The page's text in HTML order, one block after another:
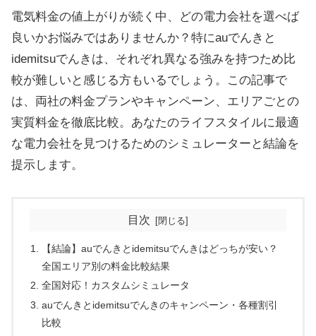
電気料金の値上がりが続く中、どの電力会社を選べば
良いかお悩みではありませんか？特にauでんきと
idemitsuでんきは、それぞれ異なる強みを持つため比
較が難しいと感じる方もいるでしょう。この記事で
は、両社の料金プランやキャンペーン、エリアごとの
実質料金を徹底比較。あなたのライフスタイルに最適
な電力会社を見つけるためのシミュレーターと結論を
提示します。
目次
【結論】auでんきとidemitsuでんきはどっちが安い？
全国エリア別の料金比較結果
全国対応！カスタムシミュレータ
auでんきとidemitsuでんきのキャンペーン・各種割引
比較